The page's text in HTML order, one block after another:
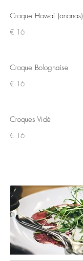
Croque Hawai (ananas)
€ 16
Croque Bolognaise
€ 16
Croques Vidé
€ 16